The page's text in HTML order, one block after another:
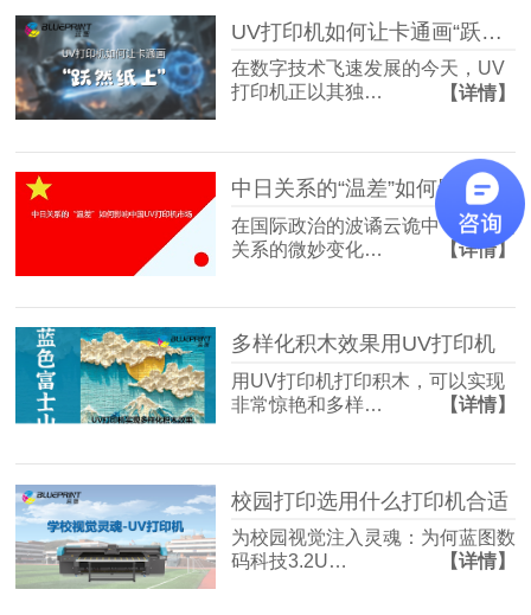
UV打印机如何让卡通画“跃然纸上”？
在数字技术飞速发展的今天，UV
打印机正以其独…
【详情】
中日关系的“温差”如何影响中国UV打印机市场
在国际政治的波谲云诡中，国与国
关系的微妙变化…
【详情】
多样化积木效果用UV打印机
用UV打印机打印积木，可以实现
非常惊艳和多样…
【详情】
校园打印选用什么打印机合适
为校园视觉注入灵魂：为何蓝图数
码科技3.2U…
【详情】